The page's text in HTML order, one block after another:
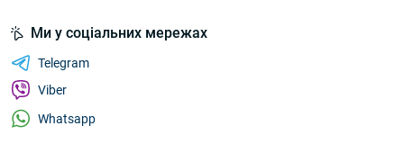
Ми у соціальних мережах
Telegram
Viber
Whatsapp